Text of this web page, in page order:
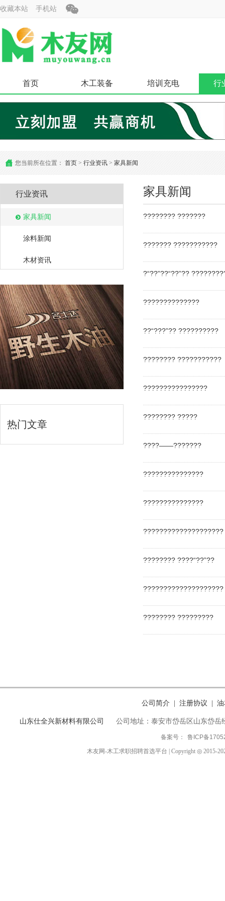
收藏本站 手机站
首页 木工装备 培训充电 行
您当前所在位置： 首页 > 行业资讯 > 家具新闻
行业资讯
家具新闻
涂料新闻
木材资讯
热门文章
家具新闻
???????? ???????
??????? ???????????
?“??”??“??”??
??????????????
??“???”?? ??????????
???????? ???????????
????????????????
???????? ?????
????——???????
???????????????
???????????????
????????????????????
???????? ????“??”??
????????????????????
???????? ?????????
公司简介 注册协议
山东仕全兴新材料有限公司 公司地址：泰安市岱岳区山东岱岳
备案号：
鲁ICP备
木友网-木工求职招聘首选平台 | Copyright ◎ 2015-